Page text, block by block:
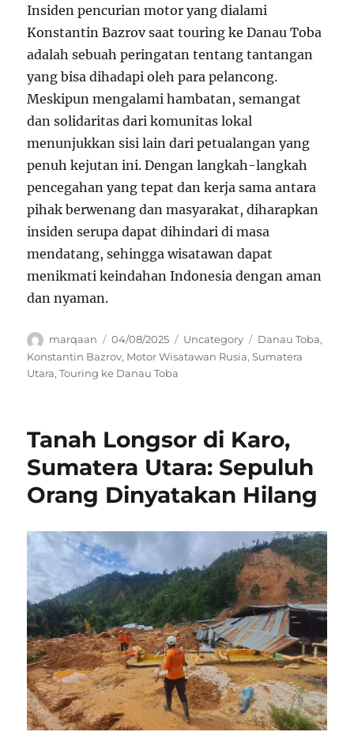
Insiden pencurian motor yang dialami
Konstantin Bazrov saat touring ke Danau Toba
adalah sebuah peringatan tentang tantangan
yang bisa dihadapi oleh para pelancong.
Meskipun mengalami hambatan, semangat
dan solidaritas dari komunitas lokal
menunjukkan sisi lain dari petualangan yang
penuh kejutan ini. Dengan langkah-langkah
pencegahan yang tepat dan kerja sama antara
pihak berwenang dan masyarakat, diharapkan
insiden serupa dapat dihindari di masa
mendatang, sehingga wisatawan dapat
menikmati keindahan Indonesia dengan aman
dan nyaman.
Author
marqaan
Posted
on
04/08/2025 Categories
Uncategory Tags
Danau Toba,
Konstantin Bazrov, Motor Wisatawan Rusia,Sumatera
Utara,Touring ke Danau Toba
Tanah Longsor di Karo,
Sumatera Utara: Sepuluh
Orang Dinyatakan Hilang